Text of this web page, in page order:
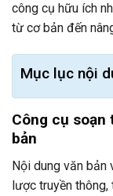
công cụ hữu ích
từ cơ bản đến
Mục lục nội
Công cụ soạn
bản
Nội dung văn bản
lược truyền